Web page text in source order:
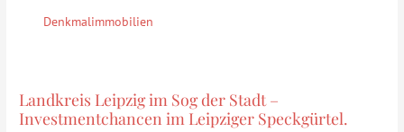
Denkmalimmobilien
Landkreis Leipzig im Sog der Stadt –
Investmentchancen im Leipziger Speckgürtel.
Landkreis
Leipzig